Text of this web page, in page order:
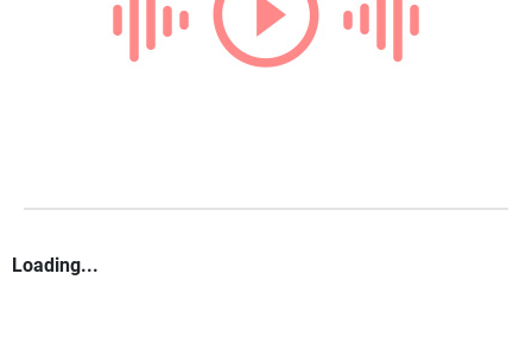
Loading...